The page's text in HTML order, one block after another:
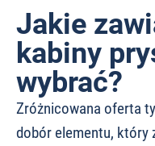
Jakie
kabiny
wybrać?
Zróżnicowana oferta
dobór elementu, który